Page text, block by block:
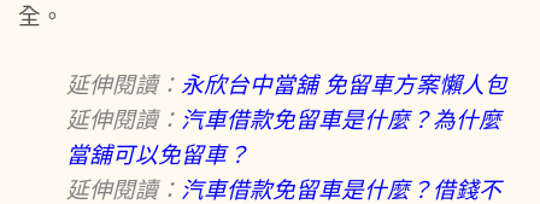
全。
延伸閱讀： 永欣台中當舖 免留車方案懶人包
延伸閱讀： 汽車借款免留車是什麼？為什麼
當舖可以免留車？
延伸閱讀： 汽車借款免留車是什麼？借錢不